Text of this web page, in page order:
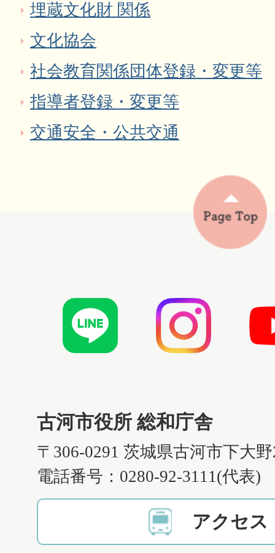
埋蔵文化財 関係
文化協会
社会教育関係団体登録・変更等
指導者登録・変更等
交通安全・公共交通
古河市役所 総和庁舎
〒306-0291 茨城県古河市下大
電話番号：0280-92-3111(代表)
アクセス